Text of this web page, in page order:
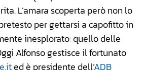
L’amara scoperta però non lo
per gettarsi a capofitto in
inesplorato: quello delle
Alfonso gestisce il fortunato
ed è presidente dell’ADB